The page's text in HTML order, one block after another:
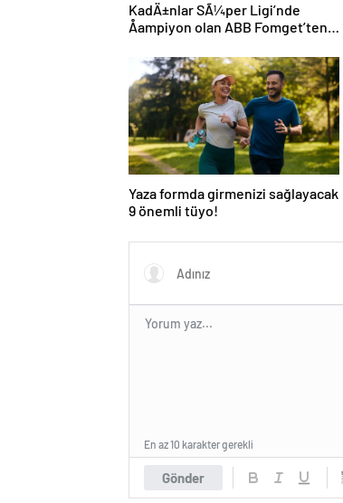
KadÄ±nlar SÃ¼per Ligi’nde
Åampiyon olan ABB Fomget’ten
Yaza formda girmenizi sağlayacak
9 önemli tüyo!
Gönder
En az 10 karakter gerekli